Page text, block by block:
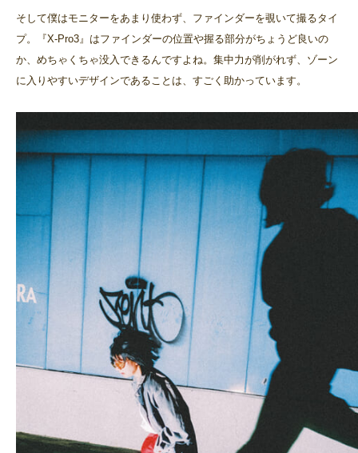
そして僕はモニターをあまり使わず、ファインダーを覗いて撮るタイ
プ。『X-Pro3』はファインダーの位置や握る部分がちょうど良いの
か、めちゃくちゃ没入できるんですよね。集中力が削がれず、ゾーン
に入りやすいデザインであることは、すごく助かっています。